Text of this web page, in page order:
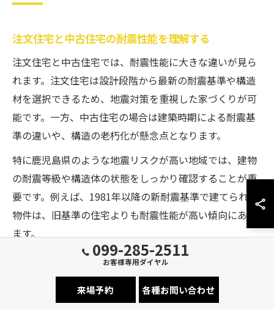
注文住宅と中古住宅の耐震性能を理解する
注文住宅と中古住宅では、耐震性能に大きな違いが見ら
れます。注文住宅は設計段階から最新の耐震基準や構造
材を選択できるため、地震対策を重視した家づくりが可
能です。一方、中古住宅の場合は建築時期による耐震基
準の違いや、構造の老朽化が懸念点となります。
特に鹿児島県のような地震リスクが高い地域では、建物
の耐震等級や構造体の状態をしっかり確認することが重
要です。例えば、1981年以降の新耐震基準で建てられた
物件は、旧基準の住宅よりも耐震性能が高い傾向にあり
ます。
注文住宅の場合は耐震等級3を目指す設計が推奨されま
すが、中古住宅では耐震診断やリフォームによる補強が
必要となるケースも多いです。どちらを選ぶ場合でも、
099-285-2511
お客様専用ダイヤル
来場予約 各種お問い合わせ